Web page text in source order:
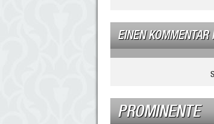
EINEN KOMMENTAR
PROMINENTE